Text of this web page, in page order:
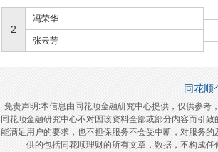
2
冯荣华
张云芳
同花顺
免责声明:本信息由同花顺金融研究中心提供，仅供参考
同花顺金融研究中心不对因该资料全部或部分内容而引
能满足用户的要求，也不担保服务不会受中断，对服务
供的包括同花顺理财的所有文章，数据，不构成